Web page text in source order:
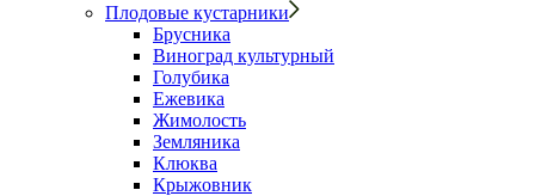
Плодовые кустарники
Брусника
Виноград культурный
Голубика
Ежевика
Жимолость
Земляника
Клюква
Крыжовник